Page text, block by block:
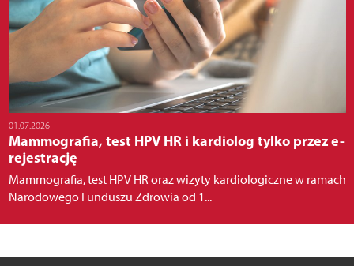
01.07.2026
Mammografia, test HPV HR i kardiolog tylko przez e-
rejestrację
Mammografia, test HPV HR oraz wizyty kardiologiczne w ramach
Narodowego Funduszu Zdrowia od 1...